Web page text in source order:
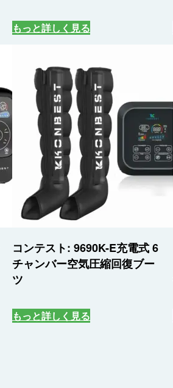
もっと詳しく見る
コンテスト: 9690K-E充電式 6
チャンバー空気圧縮回復ブー
ツ
もっと詳しく見る